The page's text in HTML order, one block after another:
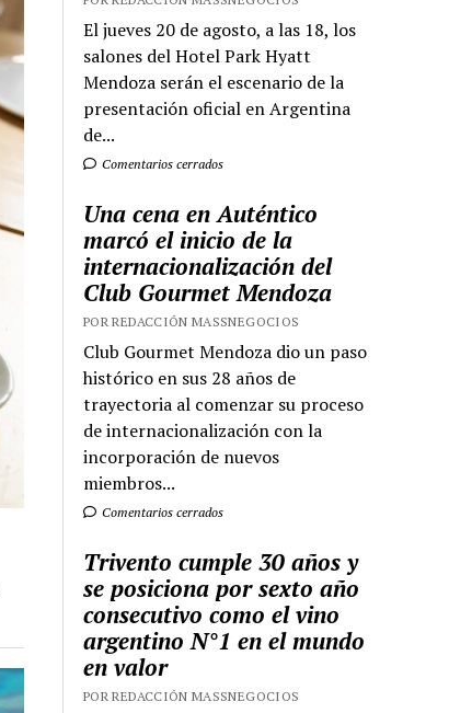
El jueves 20 de agosto, a las 18, los
salones del Hotel Park Hyatt
Mendoza serán el escenario de la
presentación oficial en Argentina
de...
Comentarios cerrados
Una cena en Auténtico
marcó el inicio de la
internacionalización del
Club Gourmet Mendoza
POR REDACCIÓN MASSNEGOCIOS
Club Gourmet Mendoza dio un paso
histórico en sus 28 años de
trayectoria al comenzar su proceso
de internacionalización con la
incorporación de nuevos
miembros...
Comentarios cerrados
Trivento cumple 30 años y
se posiciona por sexto año
consecutivo como el vino
argentino N°1 en el mundo
en valor
POR REDACCIÓN MASSNEGOCIOS